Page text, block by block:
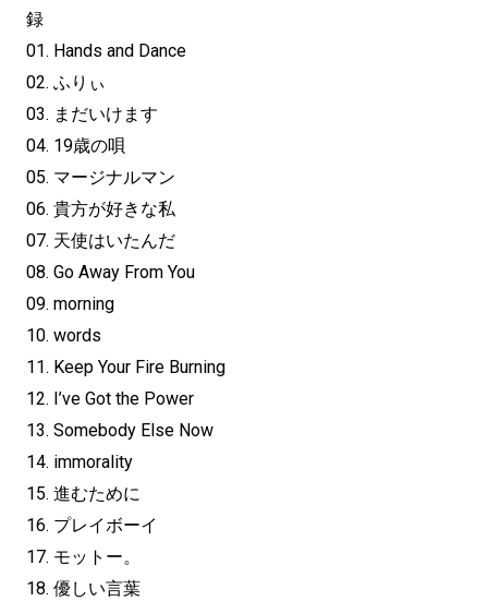
録
01. Hands and Dance
02. ふりぃ
03. まだいけます
04. 19歳の唄
05. マージナルマン
06. 貴方が好きな私
07. 天使はいたんだ
08. Go Away From You
09. morning
10. words
11. Keep Your Fire Burning
12. I’ve Got the Power
13. Somebody Else Now
14. immorality
15. 進むために
16. プレイボーイ
17. モットー。
18. 優しい言葉